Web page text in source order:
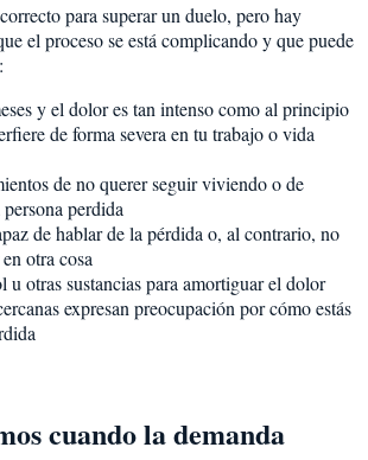
para superar un duelo, pero hay
el proceso se está complicando y que puede
y el dolor es tan intenso como al principio
de forma severa en tu trabajo o vida
de no querer seguir viviendo o de
perdida
de hablar de la pérdida o, al contrario, no
otra cosa
u otras sustancias para amortiguar el dolor
expresan preocupación por cómo estás
cuando la demanda